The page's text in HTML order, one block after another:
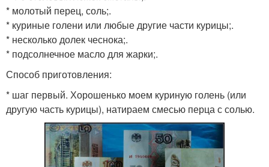
* молотый перец, соль;.
* куриные голени или любые другие части курицы;.
* несколько долек чеснока;.
* подсолнечное масло для жарки;.
Способ приготовления:
* шаг первый. Хорошенько моем куриную голень (или
другую часть курицы), натираем смесью перца с солью.